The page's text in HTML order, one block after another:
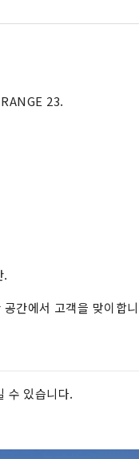
23.
.
간에서 고객을 맞이합
수 있습니다.